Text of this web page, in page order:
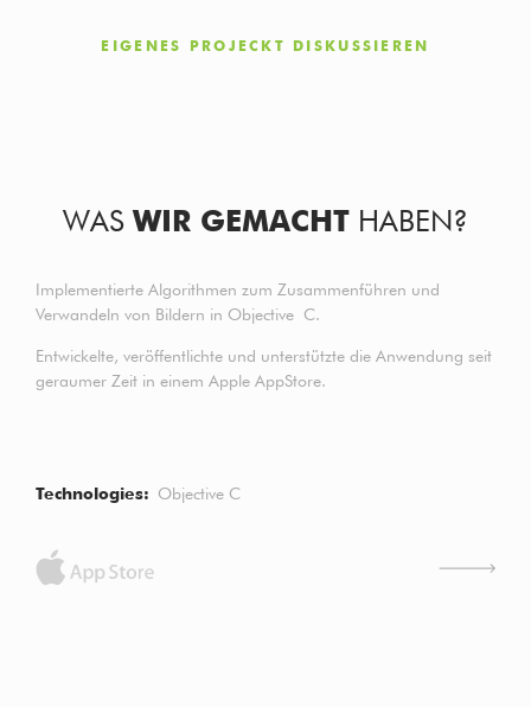
EIGENES PROJECKT DISKUSSIEREN
WASWIR GEMACHT HABEN?
Implementierte Algorithmen zum Zusammenführen und
Verwandeln von Bildern in Objective C.
Entwickelte, veröffentlichte und unterstützte die Anwendung seit
geraumer Zeit in einem Apple AppStore.
Technologies Objective C